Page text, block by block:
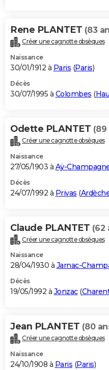
Rene PLANTET (83
Créer une cagnotte obsèques
Naissance
30/01/1912 à Paris (Paris)
Décès
30/07/1995 à Colombes (
Odette PLANTET (89
Créer une cagnotte obsèques
Naissance
27/05/1903 à Aÿ-
Décès
24/07/1992 à Privas (
Claude PLANTET (62
Créer une cagnotte obsèques
Naissance
28/04/1930 à Jarnac-
Décès
19/05/1992 à Jonzac(
Jean PLANTET (80
Créer une cagnotte obsèques
Naissance
24/10/1908 à Paris (Paris)